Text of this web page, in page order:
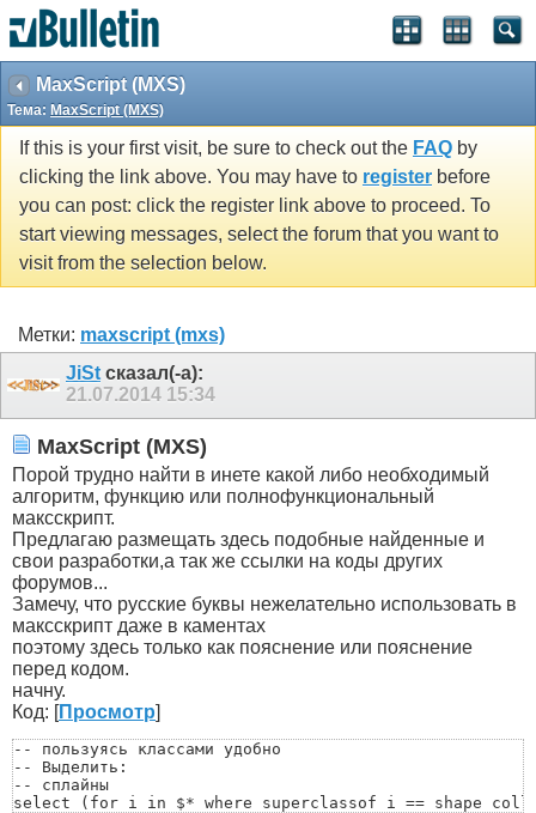
MaxScript (MXS)
Тема: MaxScript (MXS)
If this is your first visit, be sure to check out the FAQ by
clicking the link above. You may have to register before
you can post: click the register link above to proceed. To
start viewing messages, select the forum that you want to
visit from the selection below.
Метки: maxscript (mxs)
JiSt сказал(-а):
21.07.2014 15:34
MaxScript (MXS)
Порой трудно найти в инете какой либо необходимый
алгоритм, функцию или полнофункциональный
максскрипт.
Предлагаю размещать здесь подобные найденные и
свои разработки,а так же ссылки на коды других
форумов...
Замечу, что русские буквы нежелательно использовать в
максскрипт даже в каментах
поэтому здесь только как пояснение или пояснение
перед кодом.
начну.
Код: [Просмотр]
-- пользуясь классами удобно
-- Выделить:
-- сплайны
select (for i in $* where superclassof i == shape